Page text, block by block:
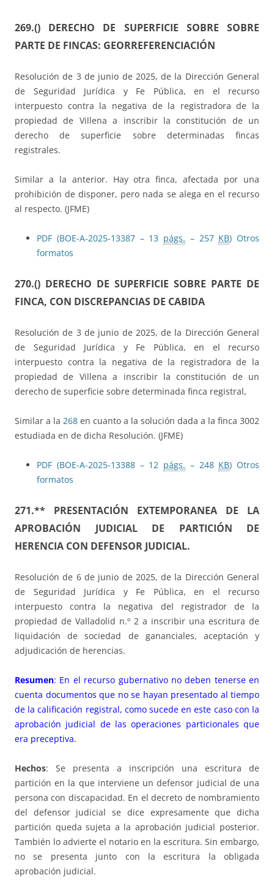
269.() DERECHO DE SUPERFICIE SOBRE SOBRE
PARTE DE FINCAS: GEORREFERENCIACIÓN
Resolución de 3 de junio de 2025, de la Dirección General
de Seguridad Jurídica y Fe Pública, en el recurso
interpuesto contra la negativa de la registradora de la
propiedad de Villena a inscribir la constitución de un
derecho de superficie sobre determinadas fincas
registrales.
Similar a la anterior. Hay otra finca, afectada por una
prohibición de disponer, pero nada se alega en el recurso
al respecto. (JFME)
PDF (BOE-A-2025-13387 – 13 págs. – 257 KB) Otros
formatos
270.() DERECHO DE SUPERFICIE SOBRE PARTE DE
FINCA, CON DISCREPANCIAS DE CABIDA
Resolución de 3 de junio de 2025, de la Dirección General
de Seguridad Jurídica y Fe Pública, en el recurso
interpuesto contra la negativa de la registradora de la
propiedad de Villena a inscribir la constitución de un
derecho de superficie sobre determinada finca registral,
Similar a la 268 en cuanto a la solución dada a la finca 3002
estudiada en de dicha Resolución. (JFME)
PDF (BOE-A-2025-13388 – 12 págs. – 248 KB) Otros
formatos
271.** PRESENTACIÓN EXTEMPORANEA DE LA
APROBACIÓN JUDICIAL DE PARTICIÓN DE
HERENCIA CON DEFENSOR JUDICIAL.
Resolución de 6 de junio de 2025, de la Dirección General
de Seguridad Jurídica y Fe Pública, en el recurso
interpuesto contra la negativa del registrador de la
propiedad de Valladolid n.º 2 a inscribir una escritura de
liquidación de sociedad de gananciales, aceptación y
adjudicación de herencias.
Resumen: En el recurso gubernativo no deben tenerse en
cuenta documentos que no se hayan presentado al tiempo
de la calificación registral, como sucede en este caso con la
aprobación judicial de las operaciones particionales que
era preceptiva.
Hechos: Se presenta a inscripción una escritura de
partición en la que interviene un defensor judicial de una
persona con discapacidad. En el decreto de nombramiento
del defensor judicial se dice expresamente que dicha
partición queda sujeta a la aprobación judicial posterior.
También lo advierte el notario en la escritura. Sin embargo,
no se presenta junto con la escritura la obligada
aprobación judicial.